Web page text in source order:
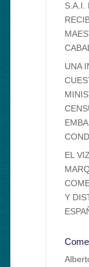
S.A.I.
UNA
EL
Y